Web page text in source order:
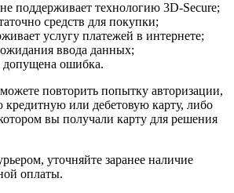
поддерживает технологию 3D-Secure;
средств для покупки;
услугу платежей в интернете;
ввода данных;
ошибка.
повторить попытку авторизации,
кредитную или дебетовую карту, либо
вы получали карту для решения
уточняйте заранее наличие
оплаты.